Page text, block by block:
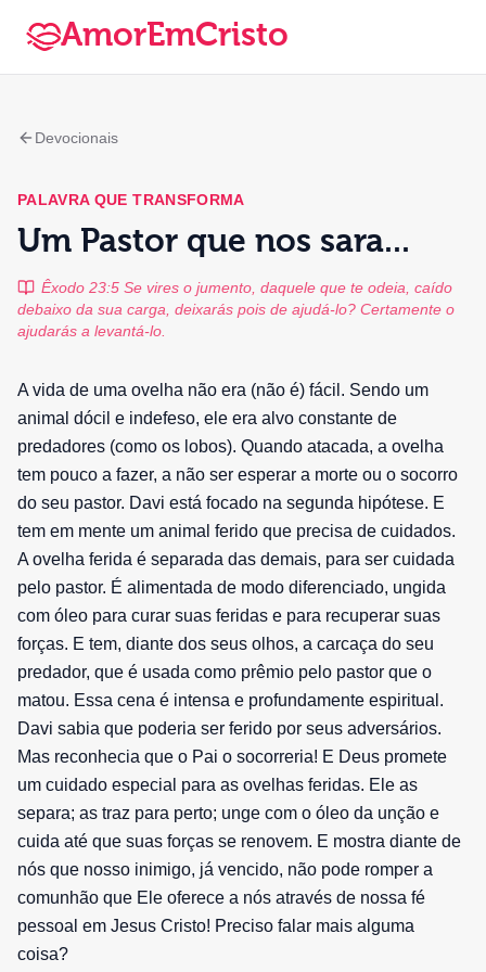
AmorEmCristo
Devocionais
PALAVRA QUE TRANSFORMA
Um Pastor que nos sara...
Êxodo 23:5 Se vires o jumento, daquele que te odeia, caído
debaixo da sua carga, deixarás pois de ajudá-lo? Certamente o
ajudarás a levantá-lo.
A vida de uma ovelha não era (não é) fácil. Sendo um
animal dócil e indefeso, ele era alvo constante de
predadores (como os lobos). Quando atacada, a ovelha
tem pouco a fazer, a não ser esperar a morte ou o socorro
do seu pastor. Davi está focado na segunda hipótese. E
tem em mente um animal ferido que precisa de cuidados.
A ovelha ferida é separada das demais, para ser cuidada
pelo pastor. É alimentada de modo diferenciado, ungida
com óleo para curar suas feridas e para recuperar suas
forças. E tem, diante dos seus olhos, a carcaça do seu
predador, que é usada como prêmio pelo pastor que o
matou. Essa cena é intensa e profundamente espiritual.
Davi sabia que poderia ser ferido por seus adversários.
Mas reconhecia que o Pai o socorreria! E Deus promete
um cuidado especial para as ovelhas feridas. Ele as
separa; as traz para perto; unge com o óleo da unção e
cuida até que suas forças se renovem. E mostra diante de
nós que nosso inimigo, já vencido, não pode romper a
comunhão que Ele oferece a nós através de nossa fé
pessoal em Jesus Cristo! Preciso falar mais alguma
coisa?